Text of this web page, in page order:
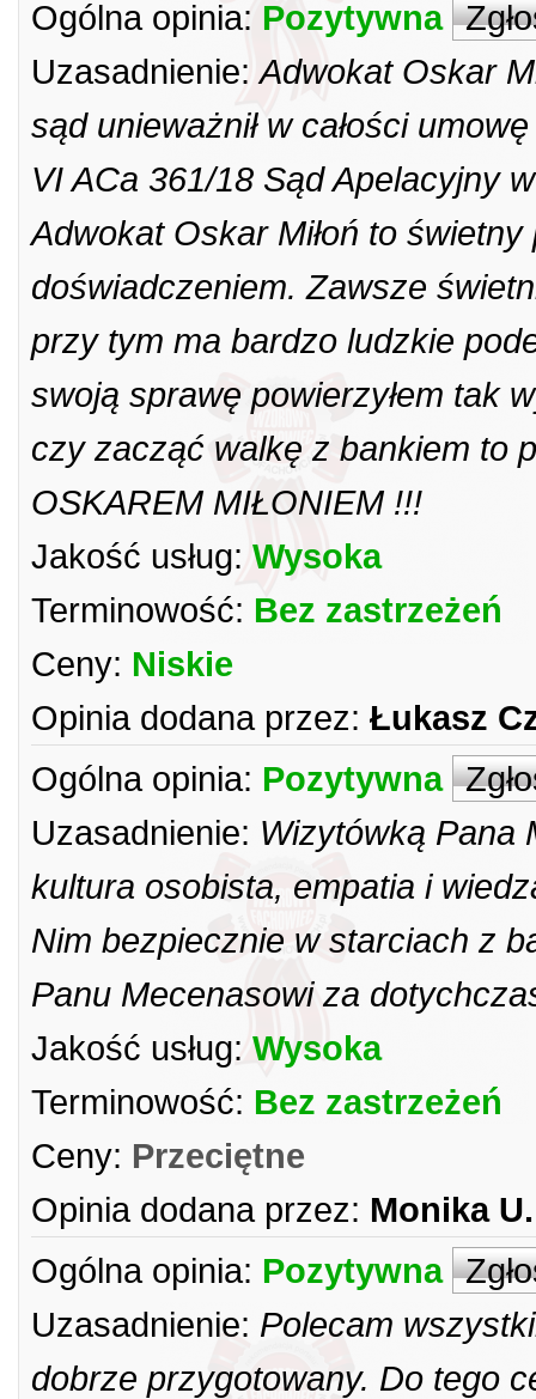
Ogólna opinia: Pozytywna
Uzasadnienie: Adwokat Oskar
sąd unieważnił w całości
VI ACa 361/18 Sąd Apelacyjny
Adwokat Oskar Miłoń to
doświadczeniem. Zawsze
przy tym ma bardzo ludzkie
swoją sprawę powierzyłem tak
czy zacząć walkę z bankiem to
OSKAREM MIŁONIEM !!!
Jakość usług: Wysoka
Terminowość: Bez zastrzeżeń
Ceny: Niskie
Opinia dodana przez: Łukasz
Ogólna opinia: Pozytywna
Uzasadnienie: Wizytówką Pana
kultura osobista, empatia i
Nim bezpiecznie w starciach z
Panu Mecenasowi za
Jakość usług: Wysoka
Terminowość: Bez zastrzeżeń
Ceny: Przeciętne
Opinia dodana przez: Monika U.
Ogólna opinia: Pozytywna
Uzasadnienie: Polecam
dobrze przygotowany. Do tego